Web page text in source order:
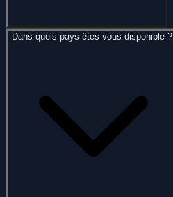
Dans quels pays êtes-vous disponible ?